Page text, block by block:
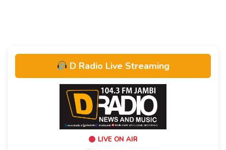
D Radio Live Streaming
LIVE ON AIR